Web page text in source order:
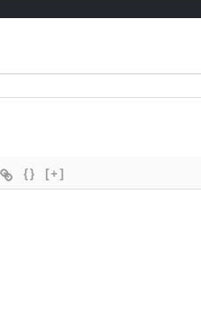
{} [+]